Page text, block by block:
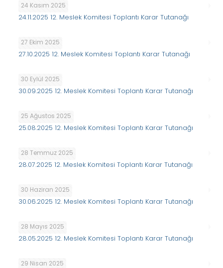
24 Kasım 2025
24.11.2025 12. Meslek Komitesi Toplantı Karar Tutanağı
27 Ekim 2025
27.10.2025 12. Meslek Komitesi Toplantı Karar Tutanağı
30 Eylül 2025
30.09.2025 12. Meslek Komitesi Toplantı Karar Tutanağı
25 Ağustos 2025
25.08.2025 12. Meslek Komitesi Toplantı Karar Tutanağı
28 Temmuz 2025
28.07.2025 12. Meslek Komitesi Toplantı Karar Tutanağı
30 Haziran 2025
30.06.2025 12. Meslek Komitesi Toplantı Karar Tutanağı
28 Mayıs 2025
28.05.2025 12. Meslek Komitesi Toplantı Karar Tutanağı
29 Nisan 2025